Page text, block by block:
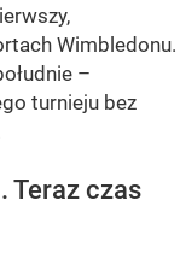
Wimbledonu.
–
turnieju bez
Teraz czas